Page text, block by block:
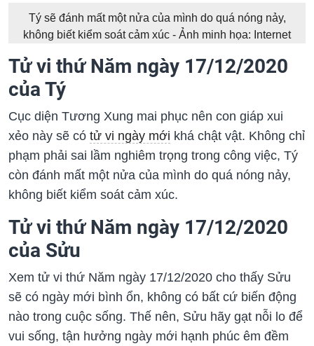
Tý sẽ đánh mất một nửa của mình do quá nóng nảy,
không biết kiểm soát cảm xúc - Ảnh minh họa: Internet
Tử vi thứ Năm ngày 17/12/2020
của Tý
Cục diện Tương Xung mai phục nên con giáp xui
xẻo này sẽ có tử vi ngày mới khá chật vật. Không chỉ
phạm phải sai lầm nghiêm trọng trong công việc, Tý
còn đánh mất một nửa của mình do quá nóng nảy,
không biết kiểm soát cảm xúc.
Tử vi thứ Năm ngày 17/12/2020
của Sửu
Xem tử vi thứ Năm ngày 17/12/2020 cho thấy Sửu
sẽ có ngày mới bình ổn, không có bất cứ biến động
nào trong cuộc sống. Thế nên, Sửu hãy gạt nỗi lo để
vui sống, tận hưởng ngày mới hạnh phúc êm đềm